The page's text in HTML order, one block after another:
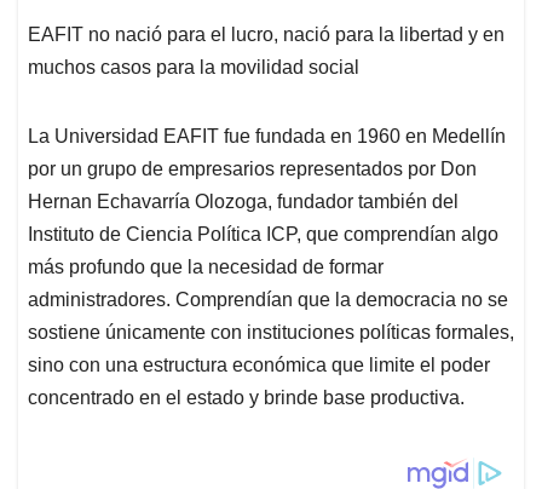
EAFIT no nació para el lucro, nació para la libertad y en
muchos casos para la movilidad social
La Universidad EAFIT fue fundada en 1960 en Medellín
por un grupo de empresarios representados por Don
Hernan Echavarría Olozoga, fundador también del
Instituto de Ciencia Política ICP, que comprendían algo
más profundo que la necesidad de formar
administradores. Comprendían que la democracia no se
sostiene únicamente con instituciones políticas formales,
sino con una estructura económica que limite el poder
concentrado en el estado y brinde base productiva.